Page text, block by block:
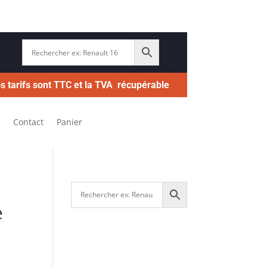
tarifs sont TTC et la TVA récupérable
Contact Panier